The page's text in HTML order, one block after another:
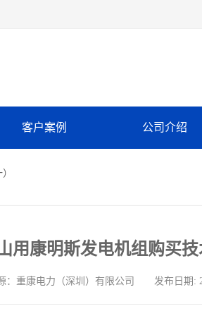
客户案例 公司介绍
用康明斯发电机组购买
：重康电力（深圳）有限公司 发布日期